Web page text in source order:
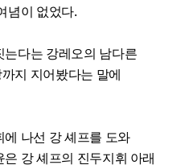
념이 없었다.
다는 강레오의 남다른
지 지어봤다는 말에
나선 강 셰프를 도와
강 셰프의 진두지휘 아래